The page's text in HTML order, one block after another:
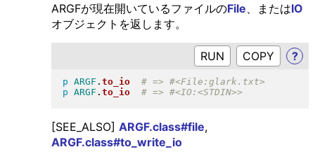
ARGFが現在開いているファイルのFile 、またはIO
オブジェクトを返します。
RUN ?
p ARGF . to_io
p ARGF . to_io
[SEE_ALSO] ARGF.class#file,
ARGF.class#to_write_io